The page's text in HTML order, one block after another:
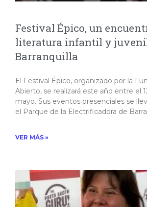
Festival Épico, un
literatura infantil y
Barranquilla
El Festival Épico, organizado por la
Abierto, se realizará este año entre el
mayo. Sus eventos presenciales se
el Parque de la Electrificadora de
VER MÁS »